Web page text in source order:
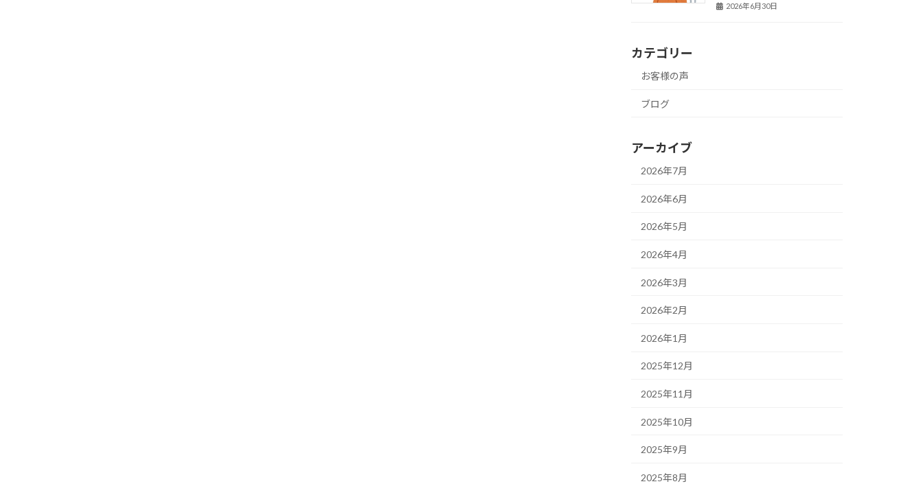
2026年6月30日
カテゴリー
お客様の声
ブログ
アーカイブ
2026年7月
2026年6月
2026年5月
2026年4月
2026年3月
2026年2月
2026年1月
2025年12月
2025年11月
2025年10月
2025年9月
2025年8月